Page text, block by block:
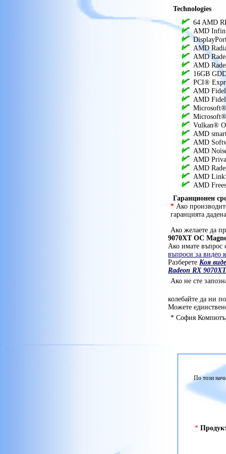
Technologies
64 AMD
AMD
AMD
AMD
AMD
16GB
PCI®
AMD
AMD
Vulkan®
AMD
AMD
AMD
AMD
AMD
AMD
AMD
Гаранционен
* Ако
гаранцията
Ако желаете да
9070XT OC
Ако имате въпрос
въпроси за видео
Разберете Коя
Radeon RX
Ако не сте
колебайте да ни
Можете
* София
По този
*